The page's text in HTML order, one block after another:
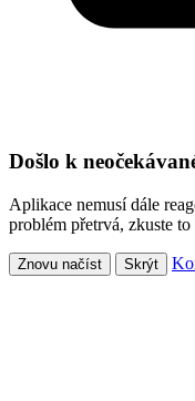
Došlo k
Aplikace nemusí dále
problém přetrvá, zkuste
Znovu načíst Skrýt